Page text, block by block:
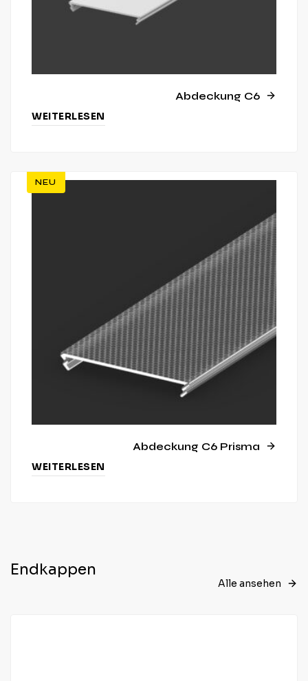
Abdeckung C6
WEITERLESEN
NEU
Abdeckung C6 Prisma
WEITERLESEN
Endkappen
Alle ansehen